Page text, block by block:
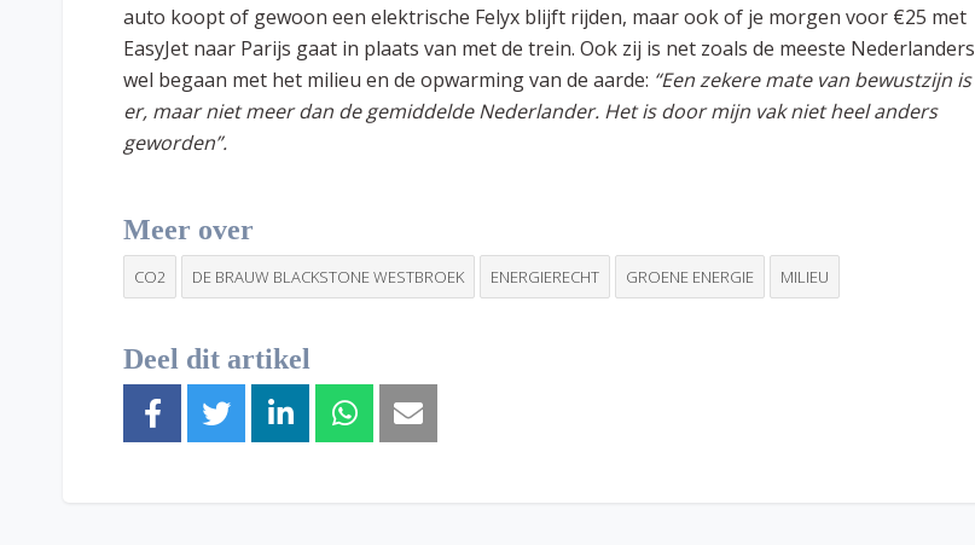
auto koopt of gewoon een elektrische Felyx blijft rijden, maar ook of je morgen voor €25 met
EasyJet naar Parijs gaat in plaats van met de trein. Ook zij is net zoals de meeste Nederlanders
wel begaan met het milieu en de opwarming van de aarde: “Een zekere mate van bewustzijn is
er, maar niet meer dan de gemiddelde Nederlander. Het is door mijn vak niet heel anders
geworden”.
Meer over
CO2 DE BRAUW BLACKSTONE WESTBROEK ENERGIERECHT GROENE ENERGIE MILIEU
Deel dit artikel